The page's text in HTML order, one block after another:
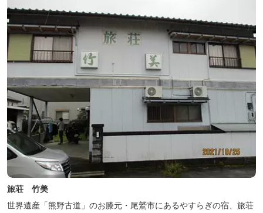
旅荘 竹美
世界遺産「熊野古道」のお膝元・尾鷲市にあるやすらぎの宿、旅荘